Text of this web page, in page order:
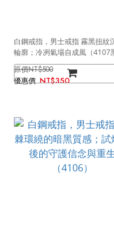
白鋼戒指，男士戒指 霧黑扭紋
輪廓；冷冽氣場自成風（4107
色）
NT$500
NT$350